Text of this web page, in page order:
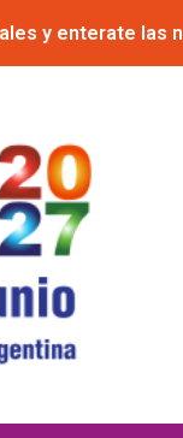
y enterate las